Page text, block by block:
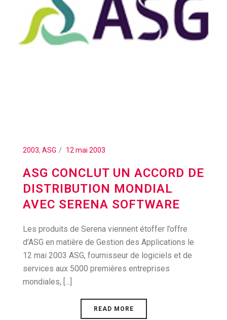
2003, ASG 12 mai 2003
ASG CONCLUT UN ACCORD DE
DISTRIBUTION MONDIAL
AVEC SERENA SOFTWARE
Les produits de Serena viennent étoffer l’offre
d’ASG en matière de Gestion des Applications le
12 mai 2003 ASG, fournisseur de logiciels et de
services aux 5000 premières entreprises
mondiales, [...]
READ MORE